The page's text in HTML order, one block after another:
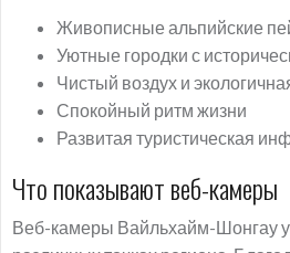
Живописные альпийские
Уютные городки с
Чистый воздух и
Спокойный ритм жизни
Развитая туристическая
Что показывают веб-камеры
Веб-камеры Вайльхайм-Шонгау